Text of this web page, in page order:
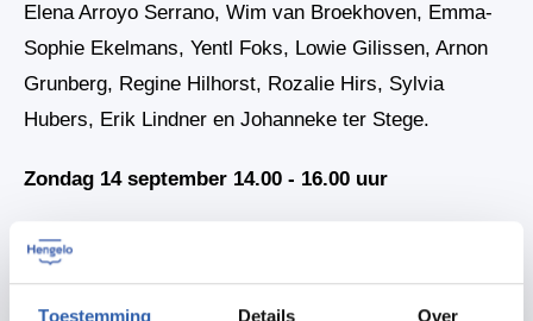
Toestemming Details Over
Elena Arroyo Serrano, Wim van Broekhoven, Emma-
Sophie Ekelmans, Yentl Foks, Lowie Gilissen, Arnon
Grunberg, Regine Hilhorst, Rozalie Hirs, Sylvia
Hubers, Erik Lindner en Johanneke ter Stege.
Zondag 14 september 14.00 - 16.00 uur
Op 14 september van 14.00-16.00 uur vindt in BS De
presentatie van de publicatie Vensterverzen plaats.